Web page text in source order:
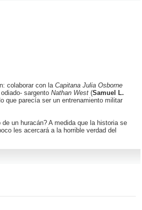
colaborar con la Capitana Julia Osborne
sargento Nathan West (Samuel L.
que parecía ser un entrenamiento militar
un huracán? A medida que la historia se
les acercará a la horrible verdad del